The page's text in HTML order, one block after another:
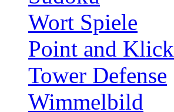
Wort Spiele
Point and Klick
Tower Defense
Wimmelbild